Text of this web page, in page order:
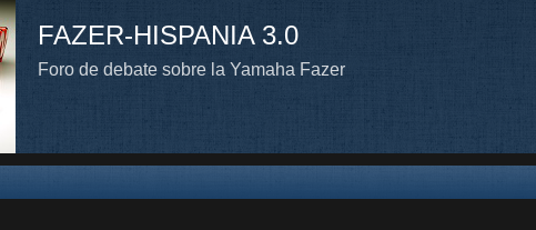
FAZER-HISPANIA 3.0
Foro de debate sobre la Yamaha Fazer